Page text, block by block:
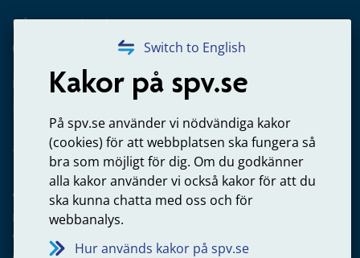
Switch to English
Kakor på spv.se
På spv.se använder vi nödvändiga kakor
(cookies) för att webbplatsen ska fungera så
bra som möjligt för dig. Om du godkänner
alla kakor använder vi också kakor för att du
ska kunna chatta med oss och för
webbanalys.
Hur används kakor på spv.se
Frågor om utbetalning
020-65 00 65
Kontakta oss
Arbetsgivare
Frågor om administration av tjänstepension från statlig
anställning